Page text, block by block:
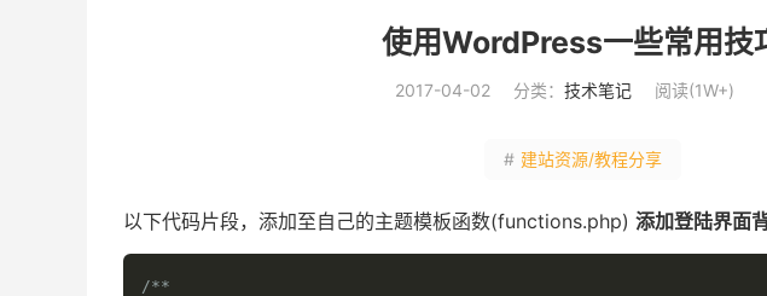
使用WordPress一些常用技
2017-04-02 分类： 技术笔记 阅读(1W+)
# 建站资源/教程分享
以下代码片段，添加至自己的主题模板函数(functions.php) 添加登陆界面
/**